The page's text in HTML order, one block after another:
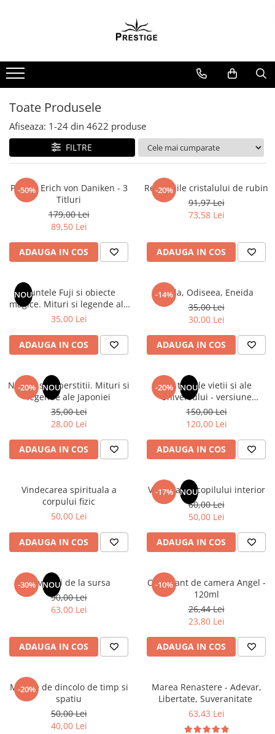
Noutati
Promotii
Spiritualitate - Ezoterism
AngelConnection
Arte Divinatorii
Chiromantie
Dezvoltare Spirituala
KidConnection
Minte Corp
New Illuminati Files
Numerologie
Paranormal
Parapsihologie
Ramtha
Audiobook
ReConnect
Religie
Crestinism
ScienceConnection
SelfConnect
Vindecare Spirituala
Sanatate
Gastronomik
MedConnect
Medicina & Farmacie
Medicina Pentru Toti
SealfHealing
Sport
Terapii Alternative
AudioBook
Beletristica
Toate Produsele
Afiseaza: 1-24 din 4622 produse
FILTRE
-50%
Pachet Erich von Daniken - 3
Titluri
179,00 Lei
89,50 Lei
ADAUGA IN COS
-20%
Revelatiile cristalului de rubin
91,97 Lei
73,58 Lei
ADAUGA IN COS
NOUMuntele Fuji si obiecte
magice. Mituri si legende ale
Japoniei
35,00 Lei
ADAUGA IN COS
-14%
Iliada, Odiseea, Eneida
35,00 Lei
30,00 Lei
ADAUGA IN COS
-20% NOU
Natura si superstitii. Mituri si
legende ale Japoniei
35,00 Lei
28,00 Lei
ADAUGA IN COS
-20% NOU
Din tainele vietii si ale
Universului - versiune
originala din 1939. Volumele I-
III. Cutie de colectie -Scarlat
Demetrescu
150,00 Lei
120,00 Lei
ADAUGA IN COS
Vindecarea spirituala a
corpului fizic
50,00 Lei
ADAUGA IN COS
-17% NOU
Vindecarea copilului interior
60,00 Lei
50,00 Lei
ADAUGA IN COS
-30% NOU
Revelatii de la sursa
90,00 Lei
63,00 Lei
ADAUGA IN COS
-10%
Odorizant de camera Angel -
120ml
26,44 Lei
23,80 Lei
ADAUGA IN COS
-20%
Mesaje de dincolo de timp si
spatiu
50,00 Lei
40,00 Lei
Marea Renastere - Adevar,
Libertate, Suveranitate
63,43 Lei